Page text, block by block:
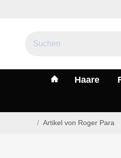
Haare
/ Artikel von Roger Para